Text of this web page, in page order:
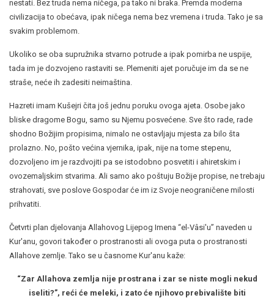
nestati. Bez truda nema ničega, pa tako ni braka. Premda moderna
civilizacija to obećava, ipak ničega nema bez vremena i truda. Tako je sa
svakim problemom.
Ukoliko se oba supružnika stvarno potrude a ipak pomirba ne uspije,
tada im je dozvojeno rastaviti se. Plemeniti ajet poručuje im da se ne
straše, neće ih zadesiti neimaština.
Hazreti imam Kušejri čita još jednu poruku ovoga ajeta. Osobe jako
bliske dragome Bogu, samo su Njemu posvećene. Sve što rade, rade
shodno Božijim propisima, nimalo ne ostavljaju mjesta za bilo šta
prolazno. No, pošto većina vjernika, ipak, nije na tome stepenu,
dozvoljeno im je razdvojiti pa se istodobno posvetiti i ahiretskim i
ovozemaljskim stvarima. Ali samo ako poštuju Božije propise, ne trebaju
strahovati, sve poslove Gospodar će im iz Svoje neograničene milosti
prihvatiti.
Četvrti plan djelovanja Allahovog Lijepog Imena “el-Vâsi'u” naveden u
Kur'anu, govori također o prostranosti ali ovoga puta o prostranosti
Allahove zemlje. Tako se u časnome Kur'anu kaže:
“Zar Allahova zemlja nije prostrana i zar se niste mogli nekud
iseliti?”, reći će meleki, i zato će njihovo prebivalište biti